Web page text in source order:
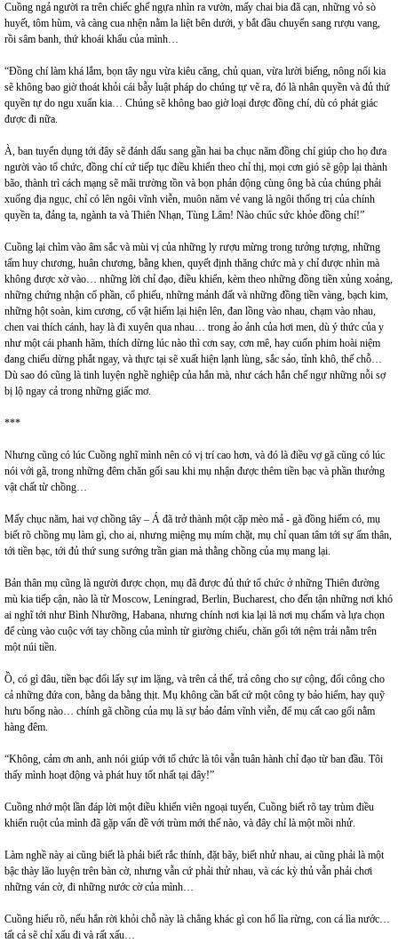
Cuồng ngả người ra trên chiếc ghế ngựa nhìn ra vườn, mấy chai bia đã cạn, những vỏ sò
huyết, tôm hùm, và càng cua nhện nằm la liệt bên dưới, y bắt đầu chuyển sang rượu vang,
rồi sâm banh, thứ khoái khẩu của mình…
“Đồng chí làm khá lắm, bọn tây ngu vừa kiêu căng, chủ quan, vừa lười biếng, nông nổi kia
sẽ không bao giờ thoát khỏi cái bẫy luật pháp do chúng tự vẽ ra, đó là nhân quyền và đủ thứ
quyền tự do ngu xuẩn kia… Chúng sẽ không bao giờ loại được đồng chí, dù có phát giác
được đi nữa.
À, ban tuyển dụng tới đây sẽ đánh dấu sang gần hai ba chục năm đồng chí giúp cho họ đưa
người vào tổ chức, đồng chí cứ tiếp tục điều khiển theo chỉ thị, mọi cơn gió sẽ gộp lại thành
bão, thành trì cách mạng sẽ mãi trường tồn và bọn phản động cùng ông bà của chúng phải
xuống địa ngục, chỉ có lên ngôi vĩnh viễn, muôn năm vẻ vang là ngôi thống trị của chính
quyền ta, đảng ta, ngành ta và Thiên Nhạn, Tùng Lâm! Nào chúc sức khỏe đồng chí!”
Cuồng lại chìm vào âm sắc và mùi vị của những ly rượu mừng trong tưởng tượng, những
tấm huy chương, huân chương, bằng khen, quyết định thăng chức mà y chỉ được nhìn mà
không được xờ vào… những lời chỉ đạo, điều khiển, kèm theo những đồng tiền xủng xoảng,
những chứng nhận cổ phần, cổ phiếu, những mảnh đất và những đồng tiền vàng, bạch kim,
những hột soàn, kim cương, cổ vật hiếm lại hiện lên, đan lồng vào nhau, chạm vào nhau,
chen vai thích cánh, hay là đi xuyên qua nhau… trong ảo ảnh của hơi men, dù ý thức của y
như một cái phanh hãm, thích dừng lúc nào thì cơn say, cơn mê, hay cuốn phim hoài niệm
đang chiếu dừng phắt ngay, và thực tại sẽ xuất hiện lạnh lùng, sắc sảo, tỉnh khô, thế chỗ…
Dù sao đó cũng là tinh luyện nghề nghiệp của hắn mà, như cách hắn chế ngự những nỗi sợ
bị lộ ngay cả trong những giấc mơ.
***
Nhưng cũng có lúc Cuồng nghĩ mình nên có vị trí cao hơn, và đó là điều vợ gã cũng có lúc
nói với gã, trong những đêm chăn gối sau khi mụ nhận được thêm tiền bạc và phần thưởng
vật chất từ chồng…
Mấy chục năm, hai vợ chồng tây – Á đã trở thành một cặp mèo mả - gà đồng hiếm có, mụ
biết rõ chồng mụ làm gì, cho ai, nhưng miệng mụ mím chặt, mụ chỉ quan tâm tới sự ấm thân,
tới tiền bạc, tới đủ thứ sung sướng trần gian mà thằng chồng của mụ mang lại.
Bản thân mụ cũng là người được chọn, mụ đã được đủ thứ tổ chức ở những Thiên đường
mù kia tiếp cận, nào là từ Moscow, Leningrad, Berlin, Bucharest, cho đến tận những nơi khó
ai nghĩ tới như Bình Nhưỡng, Habana, nhưng chính nơi kia lại là nơi mụ chấm và lựa chọn
để cùng vào cuộc với tay chồng của mình từ giường chiếu, chăn gối tới nệm trải nằm trên
một núi tiền.
Ồ, có gì đâu, tiền bạc đổi lấy sự im lặng, và trên cả thế, trả công cho sự cộng, đổi công cho
cả những đứa con, bằng da bằng thịt. Mụ không cần bất cứ một công ty bảo hiểm, hay quỹ
hưu bổng nào… chính gã chồng của mụ là sự bảo đảm vĩnh viễn, để mụ cất cao gối nằm
hàng đêm.
“Không, cảm ơn anh, anh nói giúp với tổ chức là tôi vẫn tuân hành chỉ đạo từ ban đầu. Tôi
thấy mình hoạt động và phát huy tốt nhất tại đây!”
Cuồng nhớ một lần đáp lời một điều khiển viên ngoại tuyến, Cuồng biết rõ tay trùm điều
khiển ruột của mình đã gặp vấn đề với trùm mới thế nào, và đây chỉ là một mồi nhử.
Làm nghề này ai cũng biết là phải biết rắc thính, đặt bãy, biết nhử nhau, ai cũng phải là một
bậc thày lão luyện trên bàn cờ, nhưng vẫn cứ phải thử nhau, và các kỳ thủ vẫn phải chơi
những ván cờ, đi những nước cờ của mình…
Cuồng hiểu rõ, nếu hắn rời khỏi chỗ này là chẳng khác gì con hổ lìa rừng, con cá lìa nước…
tất cả sẽ chỉ xấu đi và rất xấu…